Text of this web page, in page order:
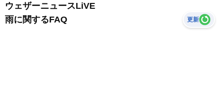
ウェザーニュースLiVE
雨に関するFAQ
更新